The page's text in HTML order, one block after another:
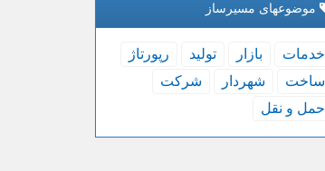
موضوعهای مسیرساز
خدمات بازار تولید
رپورتاژ
ساخت
شهردار
شركت
حمل و نقل